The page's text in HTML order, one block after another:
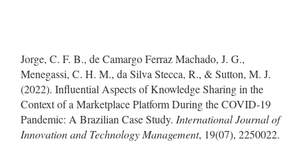
Jorge, C. F. B., de Camargo Ferraz Machado, J. G.,
Menegassi, C. H. M., da Silva Stecca, R., & Sutton, M. J.
(2022). Influential Aspects of Knowledge Sharing in the
Context of a Marketplace Platform During the COVID-19
Pandemic: A Brazilian Case Study. International Journal of
Innovation and Technology Management, 19(07), 2250022.